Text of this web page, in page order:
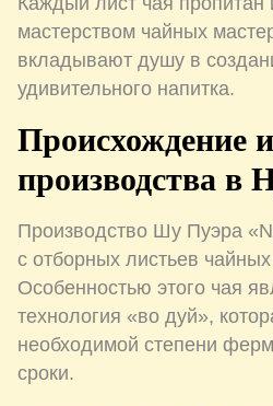
мастерством чайных
вкладывают душу в
удивительного напитка.
Происхождение
производства в
Производство Шу Пуэра
с отборных листьев
Особенностью этого чая
технология «во дуй»,
необходимой степени
сроки.